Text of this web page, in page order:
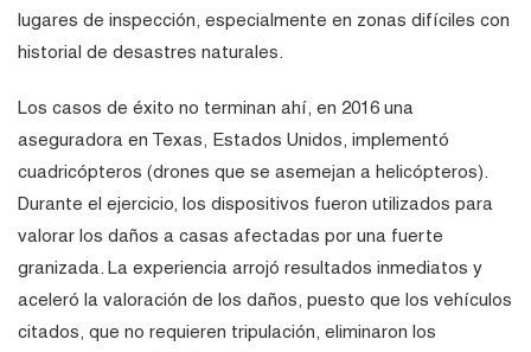
lugares de inspección, especialmente en zonas difíciles con
historial de desastres naturales.
Los casos de éxito no terminan ahí, en 2016 una
aseguradora en Texas, Estados Unidos, implementó
cuadricópteros (drones que se asemejan a helicópteros).
Durante el ejercicio, los dispositivos fueron utilizados para
valorar los daños a casas afectadas por una fuerte
granizada. La experiencia arrojó resultados inmediatos y
aceleró la valoración de los daños, puesto que los vehículos
citados, que no requieren tripulación, eliminaron los